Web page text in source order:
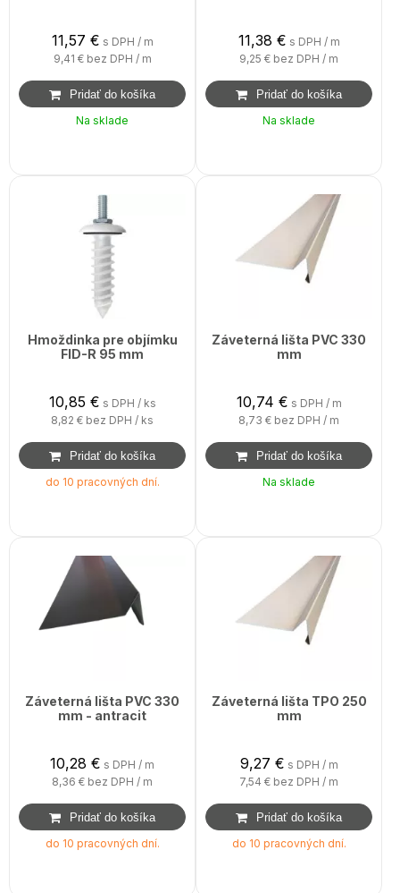
11,57 € s DPH / m
9,41 € bez DPH / m
Na sklade
11,38 € s DPH / m
9,25 € bez DPH / m
Na sklade
Hmoždinka pre objímku
FID-R 95 mm
10,85 € s DPH / ks
8,82 € bez DPH / ks
do 10 pracovných dní.
Záveterná lišta PVC 330
mm
10,74 € s DPH / m
8,73 € bez DPH / m
Na sklade
Záveterná lišta PVC 330
mm - antracit
10,28 € s DPH / m
8,36 € bez DPH / m
do 10 pracovných dní.
Záveterná lišta TPO 250
mm
9,27 € s DPH / m
7,54 € bez DPH / m
do 10 pracovných dní.